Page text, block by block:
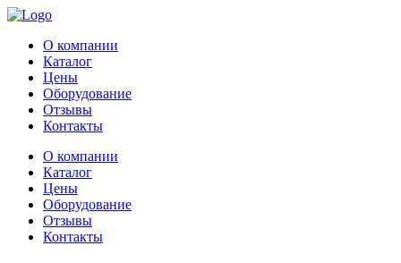
О компании
Каталог
Цены
Оборудование
Отзывы
Контакты
О компании
Каталог
Цены
Оборудование
Отзывы
Контакты